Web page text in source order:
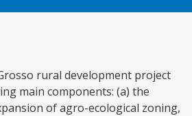
rural development project
main components: (a) the
of agro-ecological zoning,